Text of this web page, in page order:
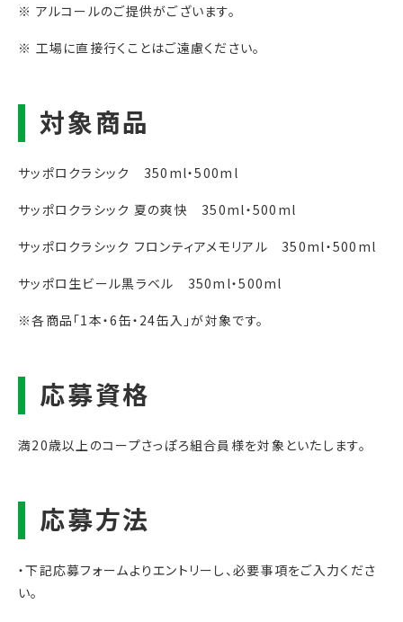
※ アルコールのご提供がございます。
※ 工場に直接行くことはご遠慮ください。
サッポロクラシック 350ml・500ml
サッポロクラシック 夏の爽快 350ml・500ml
サッポロクラシック フロンティアメモリアル 350ml・500ml
サッポロ生ビール黒ラベル 350ml・500ml
※各商品「1本・6缶・24缶入」が対象です。
満20歳以上のコープさっぽろ組合員様を対象といたします。
・下記応募フォームよりエントリーし、必要事項をご入力くださ
い。